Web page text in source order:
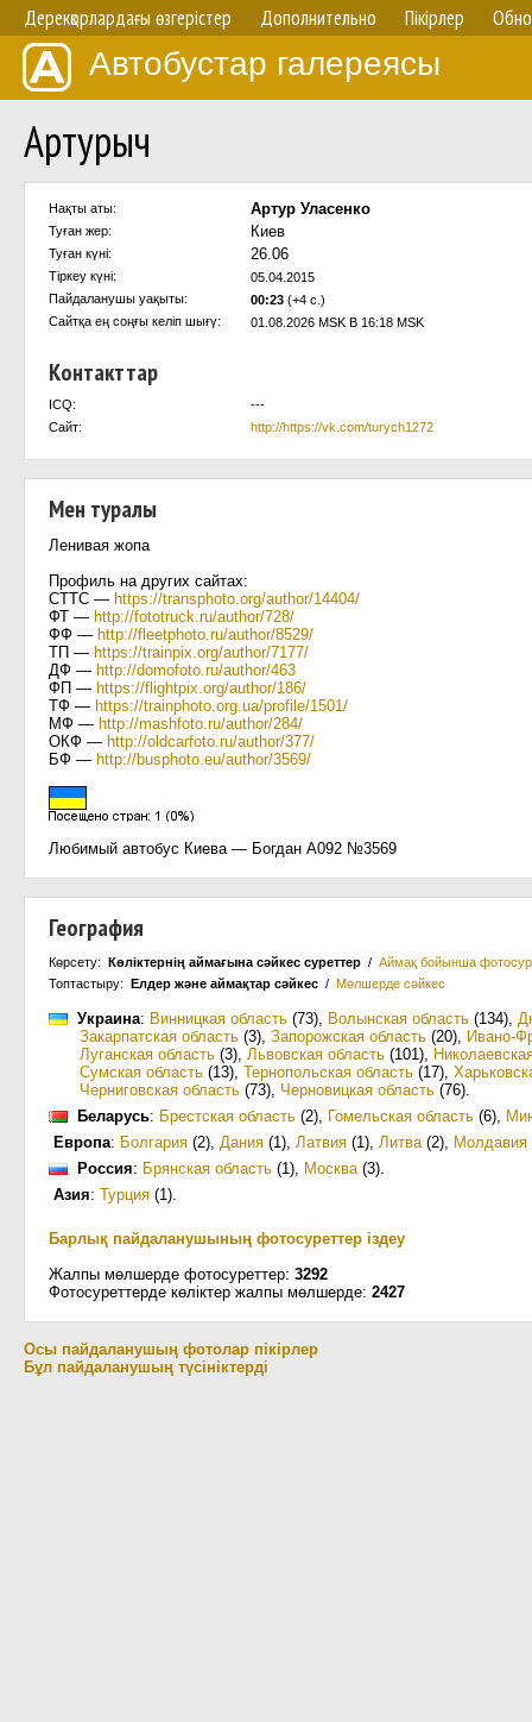
Дерекқорлардағы өзгерістер Дополнительно Пікірлер
Автобустар галереясы
Артурыч
Нақты аты: Артур Уласенко
Туған жер: Киев
Туған күні: 26.06
Тіркеу күні:
05.04.2015
Пайдаланушы уақыты:
00:23 (+4 с.)
Сайтқа ең соңғы келіп шығү:
01.08.2026 MSK В 16:18 MSK
Контакттар
ICQ:
---
Сайт:
http://https://vk.com/turych1272
Мен туралы
Ленивая жопа
Профиль на других сайтах:
СТТС — https://transphoto.org/author/14404/
ФТ — http://fototruck.ru/author/728/
ФФ — http://fleetphoto.ru/author/8529/
ТП — https://trainpix.org/author/7177/
ДФ — http://domofoto.ru/author/463
ФП — https://flightpix.org/author/186/
ТФ — https://trainphoto.org.ua/profile/1501/
МФ — http://mashfoto.ru/author/284/
ОКФ — http://oldcarfoto.ru/author/377/
БФ — http://busphoto.eu/author/3569/
Любимый автобус Киева — Богдан А092 №3569
География
Көрсету: Көліктернің аймағына сәйкес суреттер / Аймақ бойынша
Топтастыру: Елдер және аймақтар сәйкес / Мөлшерде сәйкес
Украина: Винницкая область (73), Волынская область (134),
Закарпатская область (3), Запорожская область (20), Ивано-
Луганская область (3), Львовская область (101),
Сумская область (13), Тернопольская область (17),
Черниговская область (73), Черновицкая область (76).
Беларусь: Брестская область (2), Гомельская область (6),
Европа: Болгария (2), Дания (1), Латвия (1), Литва(2), Молдавия
Россия: Брянская область (1), Москва(3).
Азия: Турция (1).
Барлық пайдаланушының фотосуреттер іздеу
Жалпы мөлшерде фотосуреттер: 3292
Фотосуреттерде көліктер жалпы мөлшерде: 2427
Осы пайдаланушың фотолар пікірлер
Бұл пайдаланушың түсініктерді